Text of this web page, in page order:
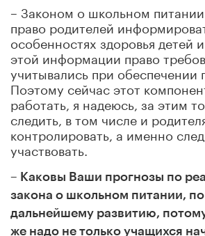
– Законом о школьном
право родителей
особенностях здоровья детей
этой информации право
учитывались при обеспечении
Поэтому сейчас этот
работать, я надеюсь, за этим
следить, в том числе и
контролировать, а именно
участвовать.
– Каковы Ваши прогнозы по
закона о школьном питании, по
дальнейшему развитию,
же надо не только учащихся